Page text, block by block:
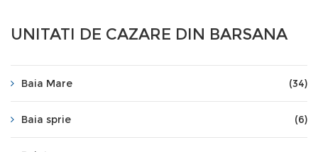
UNITATI DE CAZARE DIN BARSANA
Baia Mare (34)
Baia sprie (6)